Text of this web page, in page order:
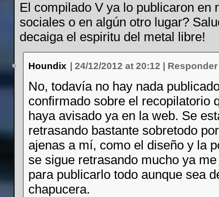
El compilado V ya lo publicaron en
sociales o en algún otro lugar?
decaiga el espiritu del metal libre!
Houndix |24/12/2012 at 20:12 Responder
No, todavía no hay nada
confirmado sobre el recopilatorio
haya avisado ya en la web. Se
retrasando bastante sobretodo
ajenas a mí, como el diseño y la
se sigue retrasando mucho ya
para publicarlo todo aunque sea
chapucera.